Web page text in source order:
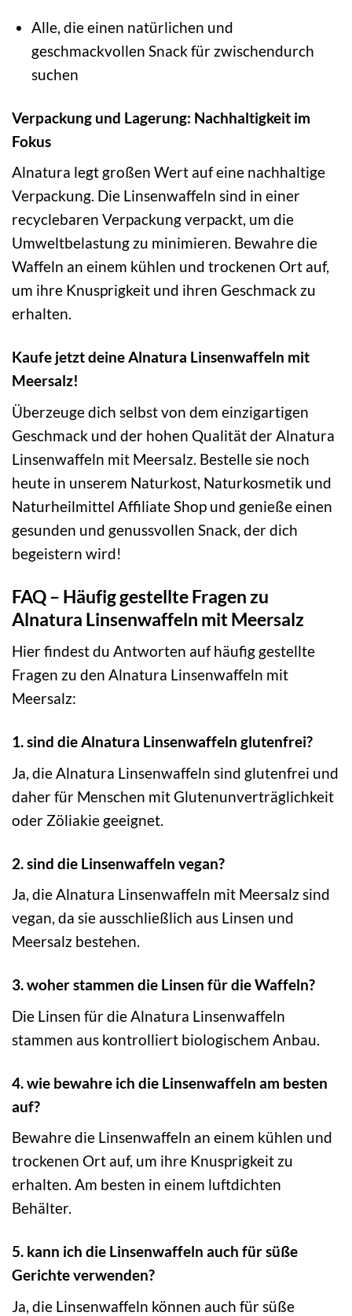
Alle, die einen natürlichen und
geschmackvollen Snack für zwischendurch
suchen
Verpackung und Lagerung: Nachhaltigkeit im
Fokus
Alnatura legt großen Wert auf eine nachhaltige
Verpackung. Die Linsenwaffeln sind in einer
recyclebaren Verpackung verpackt, um die
Umweltbelastung zu minimieren. Bewahre die
Waffeln an einem kühlen und trockenen Ort auf,
um ihre Knusprigkeit und ihren Geschmack zu
erhalten.
Kaufe jetzt deine Alnatura Linsenwaffeln mit
Meersalz!
Überzeuge dich selbst von dem einzigartigen
Geschmack und der hohen Qualität der Alnatura
Linsenwaffeln mit Meersalz. Bestelle sie noch
heute in unserem Naturkost, Naturkosmetik und
Naturheilmittel Affiliate Shop und genieße einen
gesunden und genussvollen Snack, der dich
begeistern wird!
FAQ – Häufig gestellte Fragen zu
Alnatura Linsenwaffeln mit Meersalz
Hier findest du Antworten auf häufig gestellte
Fragen zu den Alnatura Linsenwaffeln mit
Meersalz:
1. sind die Alnatura Linsenwaffeln glutenfrei?
Ja, die Alnatura Linsenwaffeln sind glutenfrei und
daher für Menschen mit Glutenunverträglichkeit
oder Zöliakie geeignet.
2. sind die Linsenwaffeln vegan?
Ja, die Alnatura Linsenwaffeln mit Meersalz sind
vegan, da sie ausschließlich aus Linsen und
Meersalz bestehen.
3. woher stammen die Linsen für die Waffeln?
Die Linsen für die Alnatura Linsenwaffeln
stammen aus kontrolliert biologischem Anbau.
4. wie bewahre ich die Linsenwaffeln am besten
auf?
Bewahre die Linsenwaffeln an einem kühlen und
trockenen Ort auf, um ihre Knusprigkeit zu
erhalten. Am besten in einem luftdichten
Behälter.
5. kann ich die Linsenwaffeln auch für süße
Gerichte verwenden?
Ja, die Linsenwaffeln können auch für süße